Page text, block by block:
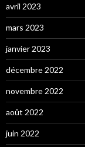
avril 2023
mars 2023
janvier 2023
décembre 2022
novembre 2022
août 2022
juin 2022